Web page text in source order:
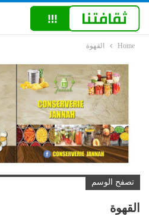
Home القهوة
تصفح الوسم
القهوة